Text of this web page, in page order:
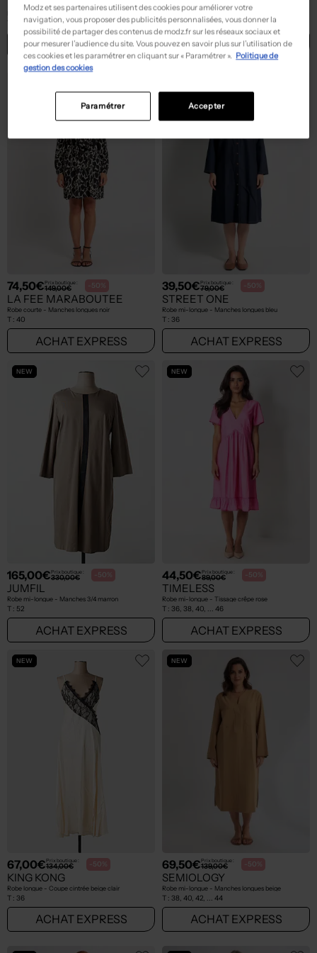
Robe mi-longue - Manches courtes orange
50
ACHAT EXPRESS
Robe longue - Manches courtes rose
T :38
ACHAT EXPRESS
74,50€Prix boutique :
149,00€ -50%
LA FEE MARABOUTEE
Robe courte - Manches longues noir
T : 40
ACHAT EXPRESS
39,50€Prix boutique :
79,00€ -50%
STREET ONE
Robe mi-longue - Manches longues bleu
T : 36
ACHAT EXPRESS
NEW
165,00€Prix boutique :
330,00€ -50%
JUMFIL
Robe mi-longue - Manches 3/4 marron
T : 52
ACHAT EXPRESS
NEW
44,50€Prix boutique :
89,00€ -50%
TIMELESS
Robe mi-longue - Tissage crêpe rose
T : 36, 38, 40, ... 46
ACHAT EXPRESS
NEW
67,00€Prix boutique :
134,00€ -50%
KING KONG
Robe longue - Coupe cintrée beige clair
T : 36
ACHAT EXPRESS
NEW
69,50€Prix boutique :
139,00€ -50%
SEMIOLOGY
Robe mi-longue - Manches longues beige
T : 38, 40, 42, ... 44
ACHAT EXPRESS
Modz et ses partenaires utilisent des cookies pour améliorer votre
navigation, vous proposer des publicités personnalisées, vous donner la
possibilité de partager des contenus de modz.fr sur les réseaux sociaux et
pour mesurer l’audience du site. Vous pouvez en savoir plus sur l’utilisation de
ces cookies et les paramétrer en cliquant sur « Paramétrer ». Politique de
gestion des cookies
Accepter
Paramétrer